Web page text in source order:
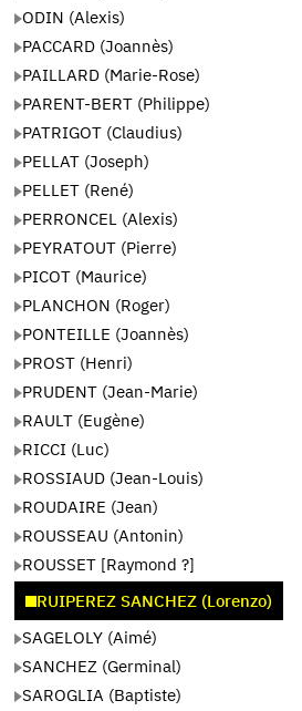
ODIN (Alexis)
PACCARD (Joannès)
PAILLARD (Marie-Rose)
PARENT-BERT (Philippe)
PATRIGOT (Claudius)
PELLAT (Joseph)
PELLET (René)
PERRONCEL (Alexis)
PEYRATOUT (Pierre)
PICOT (Maurice)
PLANCHON (Roger)
PONTEILLE (Joannès)
PROST (Henri)
PRUDENT (Jean-Marie)
RAULT (Eugène)
RICCI (Luc)
ROSSIAUD (Jean-Louis)
ROUDAIRE (Jean)
ROUSSEAU (Antonin)
ROUSSET [Raymond ?]
RUIPEREZ SANCHEZ (Lorenzo)
SAGELOLY (Aimé)
SANCHEZ (Germinal)
SAROGLIA (Baptiste)